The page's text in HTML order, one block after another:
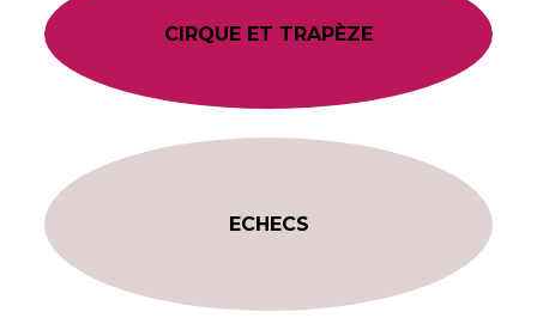
CIRQUE ET TRAPÈZE
ECHECS